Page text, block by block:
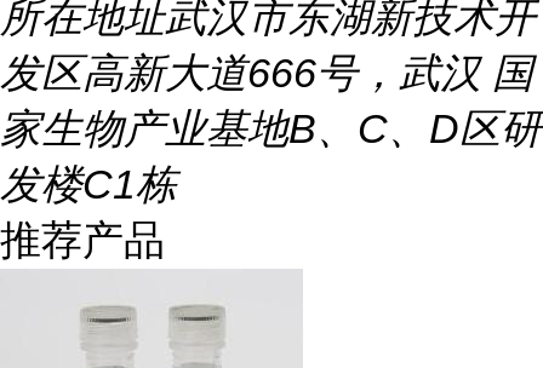
所在地址武汉市东湖新技术开
发区高新大道666号，武汉 国
家生物产业基地B、C、D区研
发楼C1栋
推荐产品